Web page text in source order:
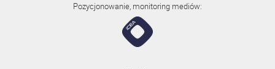
Pozycjonowanie, monitoring mediów: